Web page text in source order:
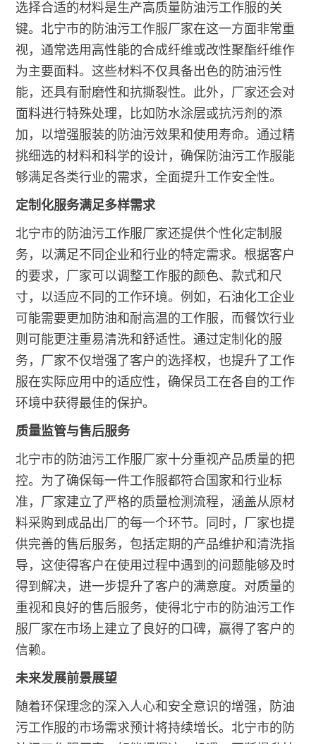
选择合适的材料是生产高质量防油污工作服的关
键。北宁市的防油污工作服厂家在这一方面非常重
视，通常选用高性能的合成纤维或改性聚酯纤维作
为主要面料。这些材料不仅具备出色的防油污性
能，还具有耐磨性和抗撕裂性。此外，厂家还会对
面料进行特殊处理，比如防水涂层或抗污剂的添
加，以增强服装的防油污效果和使用寿命。通过精
挑细选的材料和科学的设计，确保防油污工作服能
够满足各类行业的需求，全面提升工作安全性。
定制化服务满足多样需求
北宁市的防油污工作服厂家还提供个性化定制服
务，以满足不同企业和行业的特定需求。根据客户
的要求，厂家可以调整工作服的颜色、款式和尺
寸，以适应不同的工作环境。例如，石油化工企业
可能需要更加防油和耐高温的工作服，而餐饮行业
则可能更注重易清洗和舒适性。通过定制化的服
务，厂家不仅增强了客户的选择权，也提升了工作
服在实际应用中的适应性，确保员工在各自的工作
环境中获得最佳的保护。
质量监管与售后服务
北宁市的防油污工作服厂家十分重视产品质量的把
控。为了确保每一件工作服都符合国家和行业标
准，厂家建立了严格的质量检测流程，涵盖从原材
料采购到成品出厂的每一个环节。同时，厂家也提
供完善的售后服务，包括定期的产品维护和清洗指
导，这使得客户在使用过程中遇到的问题能够及时
得到解决，进一步提升了客户的满意度。对质量的
重视和良好的售后服务，使得北宁市的防油污工作
服厂家在市场上建立了良好的口碑，赢得了客户的
信赖。
未来发展前景展望
随着环保理念的深入人心和安全意识的增强，防油
污工作服的市场需求预计将持续增长。北宁市的防